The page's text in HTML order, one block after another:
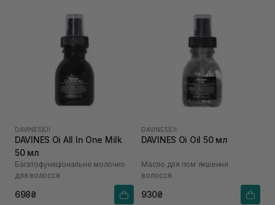
DAVINES OI
DAVINES Oi All In One Milk
50 мл
Багатофункціональне молочко
для волосся
698₴
DAVINES OI
DAVINES Oi Oil 50 мл
Масло для пом`якшення
волосся
930₴